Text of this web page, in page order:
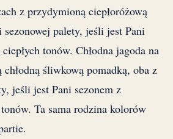
z przydymioną ciepłoróżową
sezonowej palety, jeśli jest Pani
tonów. Chłodna jagoda na
chłodną śliwkową pomadką, oba z
jeśli jest Pani sezonem z
Ta sama rodzina kolorów